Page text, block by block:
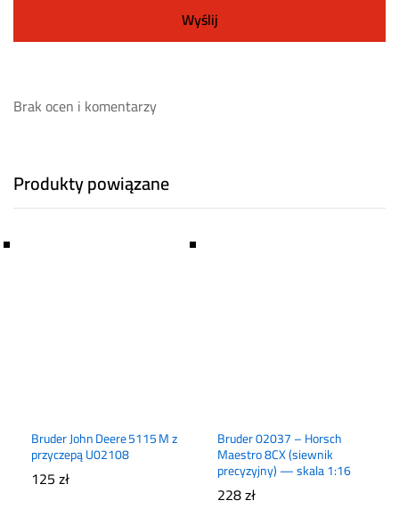
Brak ocen i komentarzy
Produkty powiązane
Bruder John Deere 5115 M z
przyczepą U02108
125zł
Bruder 02037 – Horsch
Maestro 8CX (siewnik
precyzyjny) — skala 1:16
228zł